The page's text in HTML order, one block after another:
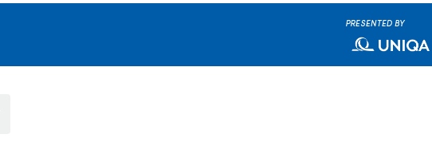
PRESENTED BY